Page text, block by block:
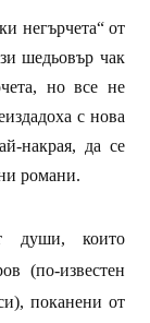
негърчета“ от
шедьовър чак
но все не
с нова
накрая, да се
романи.
души, които
(по-известен
поканени от